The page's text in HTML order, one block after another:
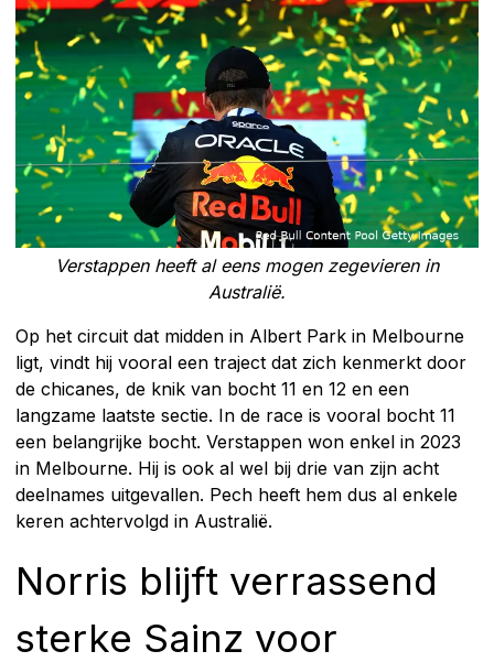
Verstappen heeft al eens mogen zegevieren in
Australië.
Op het circuit dat midden in Albert Park in Melbourne
ligt, vindt hij vooral een traject dat zich kenmerkt door
de chicanes, de knik van bocht 11 en 12 en een
langzame laatste sectie. In de race is vooral bocht 11
een belangrijke bocht. Verstappen won enkel in 2023
in Melbourne. Hij is ook al wel bij drie van zijn acht
deelnames uitgevallen. Pech heeft hem dus al enkele
keren achtervolgd in Australië.
Norris blijft verrassend
sterke Sainz voor